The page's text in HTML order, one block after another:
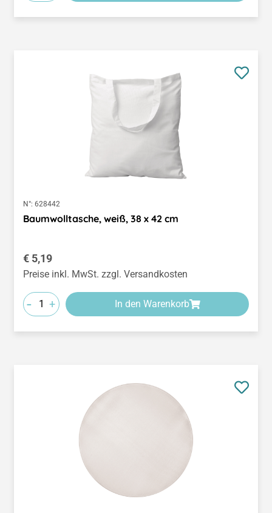
N°: 628442
Baumwolltasche, weiß, 38 x 42 cm
Regulärer Preis:
€ 5,19
Preise inkl. MwSt. zzgl. Versandkosten
- + In den Warenkorb